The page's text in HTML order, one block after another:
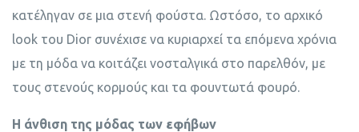
κατέληγαν σε μια στενή φούστα. Ωστόσο, το αρχικό
look του Dior συνέχισε να κυριαρχεί τα επόμενα χρόνια
με τη μόδα να κοιτάζει νοσταλγικά στο παρελθόν, με
τους στενούς κορμούς και τα φουντωτά φουρό.
Η άνθιση της μόδας των εφήβων